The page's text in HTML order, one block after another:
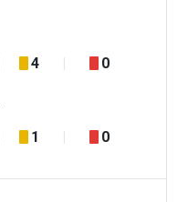
4 0
1 0